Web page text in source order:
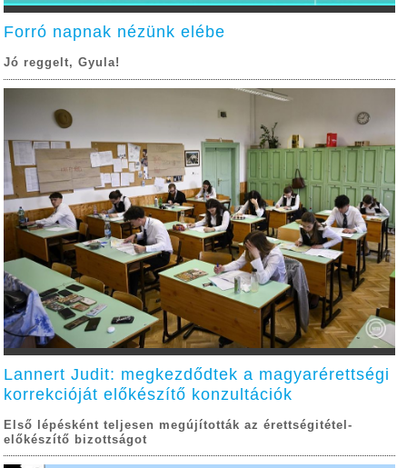
Forró napnak nézünk elébe
Jó reggelt, Gyula!
Lannert Judit: megkezdődtek a magyarérettségi
korrekcióját előkészítő konzultációk
Első lépésként teljesen megújították az érettségitétel-
előkészítő bizottságot